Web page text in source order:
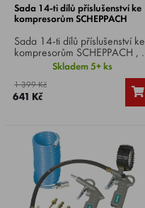
Sada 14-ti dílů příslušenství ke
kompresorům SCHEPPACH
Sada 14-ti dílů příslušenství ke
kompresorům SCHEPPACH , s
rozšířenou řadou trysek a
spirálovou hadicí.
Skladem 5+ ks
1 399 Kč
641 Kč